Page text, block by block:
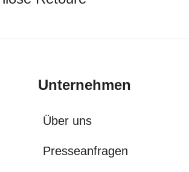
Unternehmen
Über uns
Presseanfragen